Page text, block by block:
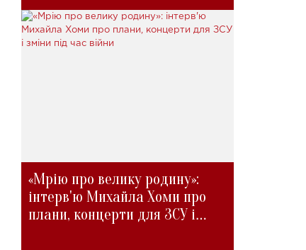
«Мрію про велику родину»:
інтерв'ю Михайла Хоми про
плани, концерти для ЗСУ і